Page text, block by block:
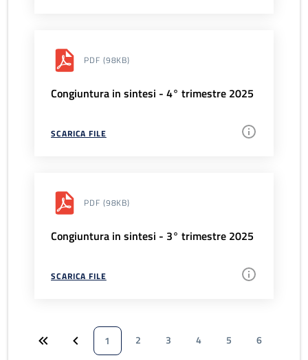
PDF (98KB)
Congiuntura in sintesi - 4° trimestre 2025
SCARICA FILE
PDF (98KB)
Congiuntura in sintesi - 3° trimestre 2025
SCARICA FILE
1 2 3 4 5
6